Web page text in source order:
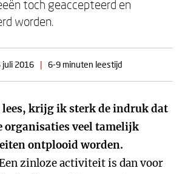
toch geaccepteerd en
worden.
juli 2016 | 6-9 minuten leestijd
lees, krijg ik sterk de indruk dat
organisaties veel tamelijk
ontplooid worden.
zinloze activiteit is dan voor